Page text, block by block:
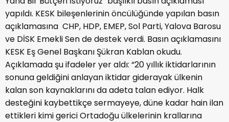
yapıldı. KESK bileşenlerinin öncülüğünde yapılan basın
açıklamasına CHP, HDP, EMEP, Sol Parti, Yalova Barosu
ve DİSK Emekli Sen de destek verdi. Basın açıklamasını
KESK Eş Genel Başkanı Şükran Kablan okudu.
Açıklamada şu ifadeler yer aldı: “20 yıllık iktidarlarının
sonuna geldiğini anlayan iktidar giderayak ülkenin
kalan son kaynaklarını da adeta talan ediyor. Halk
desteğini kaybettikçe sermayeye, düne kadar hain ilan
ettikleri kimi gerici Ortadoğu ülkelerinin krallarına